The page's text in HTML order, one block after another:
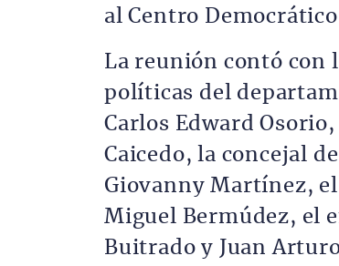
al Centro
La reunión contó con
políticas del
Carlos Edward
Caicedo, la concejal
Giovanny Martínez,
Miguel Bermúdez, el
Buitrado y Juan